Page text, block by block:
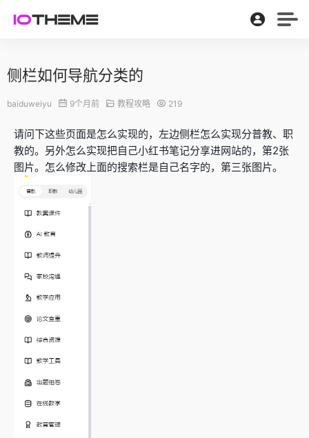
侧栏如何导航分类的
baiduweiyu 9个月前 教程攻略 219
请问下这些页面是怎么实现的，左边侧栏怎么实现分普教、职
教的。另外怎么实现把自己小红书笔记分享进网站的，第2张
图片。怎么修改上面的搜索栏是自己名字的，第三张图片。